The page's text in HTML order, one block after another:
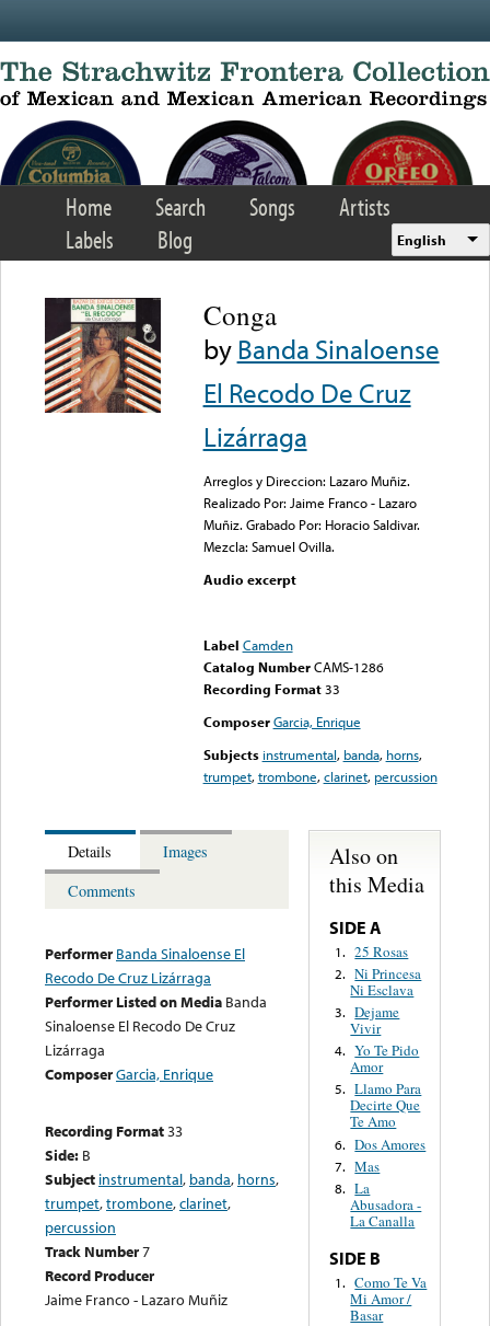
Home Search Songs
Artists
Labels
Blog English
Conga
byBanda Sinaloense
El Recodo De Cruz
Lizárraga
Arreglos y Direccion: Lazaro Muñiz.
Realizado Por: Jaime Franco - Lazaro
Muñiz. Grabado Por: Horacio Saldivar.
Mezcla: Samuel Ovilla.
Audio excerpt
Label Camden
Catalog Number CAMS-1286
Recording Format33
Composer Garcia, Enrique
Subjects instrumental, banda, horns,
trumpet,trombone,clarinet, percussion
Details
Images
Comments
Performer Banda Sinaloense El
Recodo De Cruz Lizárraga
Performer Listed on Media Banda
Sinaloense El Recodo De Cruz
Lizárraga
ComposerGarcia, Enrique
Recording Format33
Side: B
Subject instrumental, banda, horns,
trumpet,trombone,clarinet,
percussion
Track Number7
Record Producer
Jaime Franco - Lazaro Muñiz
Also on
this Media
SIDE A
1. 25 Rosas
2. Ni Princesa
Ni Esclava
3. Dejame
Vivir
4. Yo Te Pido
Amor
5. Llamo Para
Decirte Que
Te Amo
6. Dos Amores
7. Mas
8. La
Abusadora -
La Canalla
SIDE B
1. Como Te Va
Mi Amor /
Basar